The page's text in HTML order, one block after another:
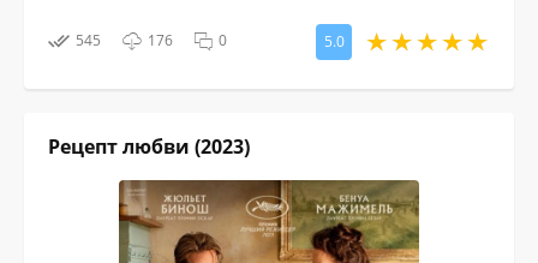
545 176 0 5.0
Рецепт любви (2023)